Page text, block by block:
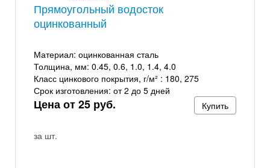
Прямоугольный водосток
оцинкованный
Материал: оцинкованная сталь
Толщина, мм: 0.45, 0.6, 1.0, 1.4, 4.0
Класс цинкового покрытия, г/м² : 180, 275
Срок изготовления: от 2 до 5 дней
Цена от 25 руб.
за шт.
Купить